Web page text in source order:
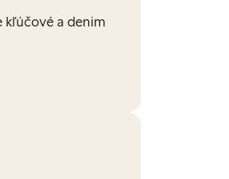
kľúčové a denim